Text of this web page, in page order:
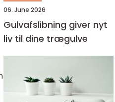
06. June 2026
Gulvafslibning giver nyt
liv til dine trægulve